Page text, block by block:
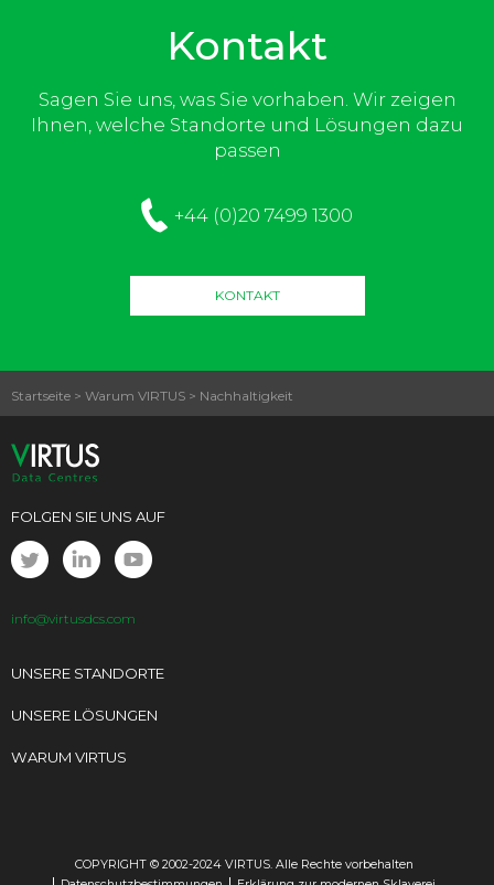
Kontakt
Sagen Sie uns, was Sie vorhaben. Wir zeigen
Ihnen, welche Standorte und Lösungen dazu
passen
+44 (0)20 7499 1300
KONTAKT
Startseite > Warum VIRTUS > Nachhaltigkeit
FOLGEN SIE UNS AUF
info@virtusdcs.com
UNSERE STANDORTE
UNSERE LÖSUNGEN
WARUM VIRTUS
COPYRIGHT © 2002-2024 VIRTUS. Alle Rechte vorbehalten